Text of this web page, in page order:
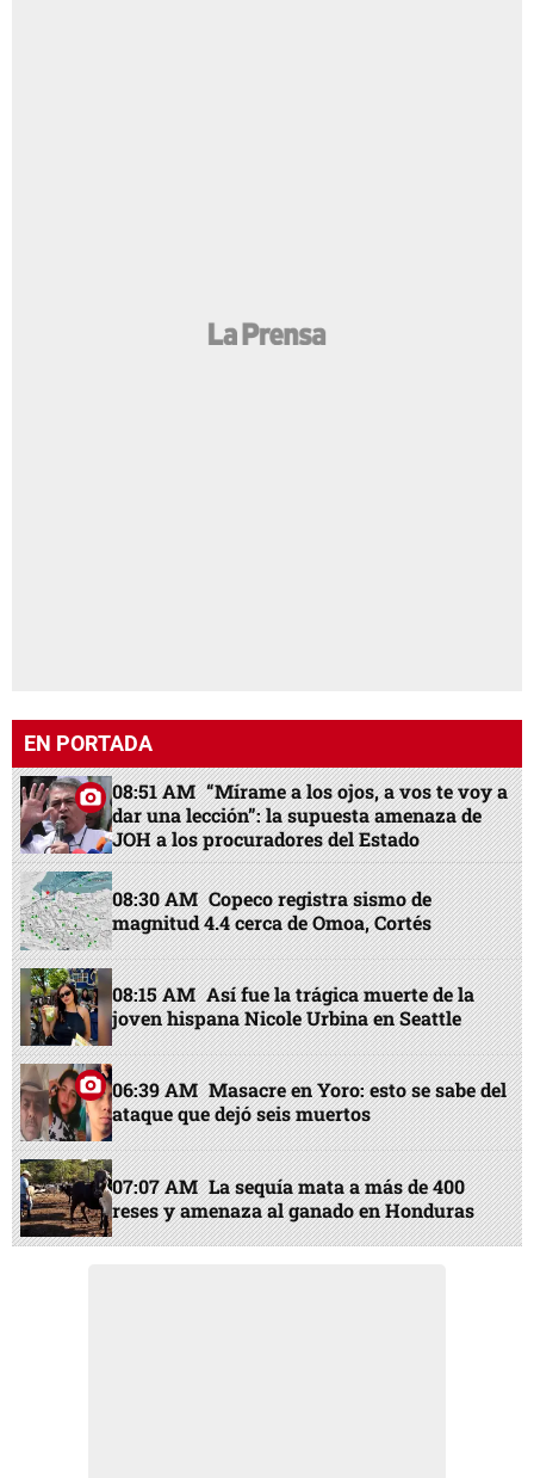
EN PORTADA
08:51 AM “Mírame a los ojos, a vos te voy a
dar una lección”: la supuesta amenaza de
JOH a los procuradores del Estado
08:30 AM Copeco registra sismo de
magnitud 4.4 cerca de Omoa, Cortés
08:15 AM Así fue la trágica muerte de la
joven hispana Nicole Urbina en Seattle
06:39 AM Masacre en Yoro: esto se sabe del
ataque que dejó seis muertos
07:07 AM La sequía mata a más de 400
reses y amenaza al ganado en Honduras